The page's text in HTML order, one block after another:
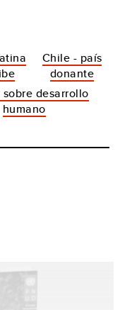
Chile - país
donante
sobre desarrollo
humano